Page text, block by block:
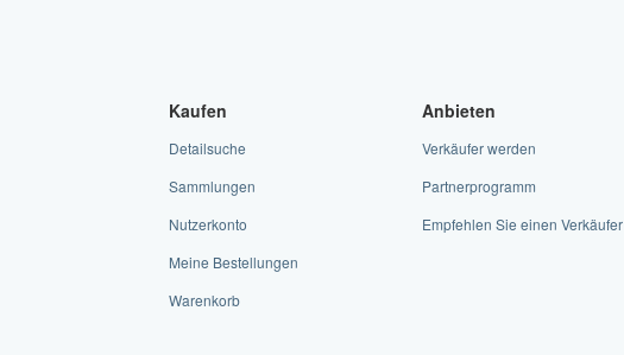
Kaufen
Detailsuche
Sammlungen
Nutzerkonto
Meine Bestellungen
Warenkorb
Anbieten
Verkäufer werden
Partnerprogramm
Empfehlen Sie einen Verkäufer